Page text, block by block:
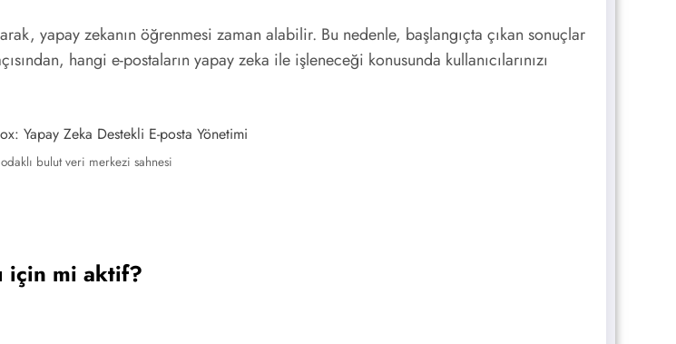
yapay zekanın öğrenmesi zaman alabilir. Bu nedenle, başlangıçta çıkan sonuçlar
hangi e-postaların yapay zeka ile işleneceği konusunda kullanıcılarınızı
bulut veri merkezi sahnesi
için mi aktif?